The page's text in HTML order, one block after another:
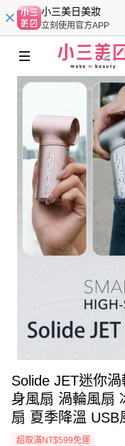
小三美日美妝
立刻使用官方APP
Solide JET迷你
身風扇 渦輪風扇
扇 夏季降溫 USB
禁送
超取滿NT$599免運